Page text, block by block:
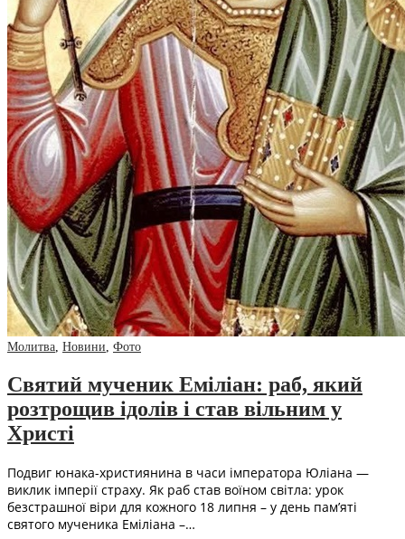
Молитва, Новини, Фото
Святий мученик Еміліан: раб, який
розтрощив ідолів і став вільним у
Христі
Подвиг юнака-християнина в часи імператора Юліана —
виклик імперії страху. Як раб став воїном світла: урок
безстрашної віри для кожного 18 липня – у день пам’яті
святого мученика Еміліана –…